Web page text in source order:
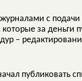
с
за деньги
–
публиковать